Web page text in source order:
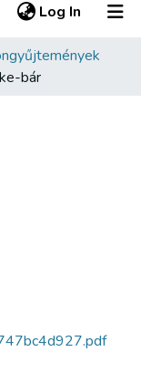
Log In (current)
bár